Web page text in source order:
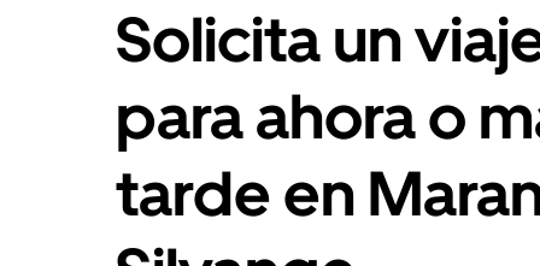
Solicita un
para ahora o
tarde en